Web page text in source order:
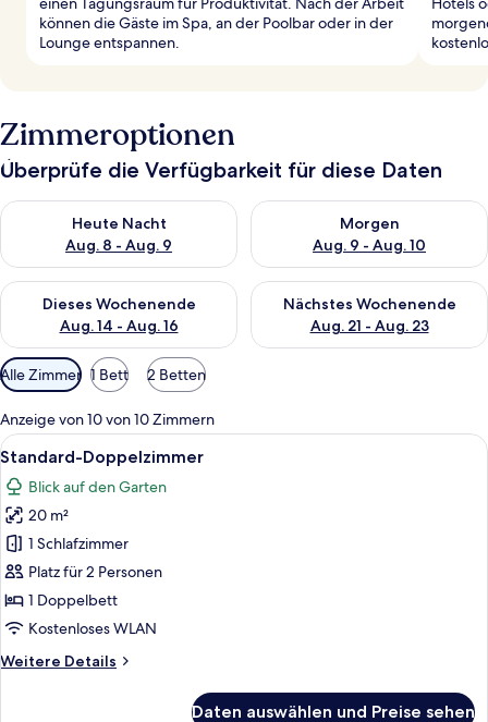
können die Gäste im Spa, an der Poolbar oder in der
Lounge entspannen.
Zimmeroptionen
Überprüfe die Verfügbarkeit für diese Daten
Heute Nacht
Aug. 8 - Aug. 9
Überprüfe die Verfügbarkeit für heute Nacht, Aug. 8 - Aug. 9.
Morgen
Aug. 9 - Aug. 10
Überprüfe die Verfügbarkeit
Dieses Wochenende
Aug. 14 - Aug. 16
Überprüfe die Verfügbarkeit für dieses Wochenende, Aug. 14
Nächstes Wochenende
Aug. 21 - Aug. 23
Überprüfe die Verfügbarkeit
Verfügbare
Filter
für
Zimmer
Alle Zimmer 1 Bett 2 Betten
Anzeige von 10 von 10 Zimmern
Alle
Fotos
für
Standard-
Doppelzimmer
anzeigen
Ein Hotelzimmer mit zwei Betten,
4
Standard-Doppelzimmer
Blick auf den Garten
20 m²
1 Schlafzimmer
Platz für 2 Personen
1 Doppelbett
Kostenloses WLAN
Weitere Details
Weitere
Daten auswählen und Preise sehen